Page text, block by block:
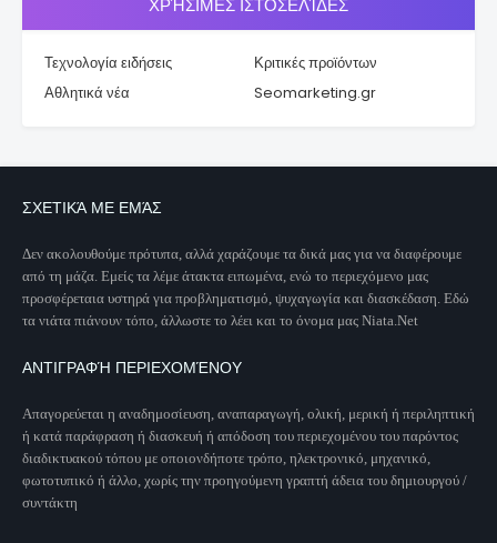
ΧΡΉΣΙΜΕΣ ΙΣΤΟΣΕΛΊΔΕΣ
Τεχνολογία ειδήσεις
Κριτικές προϊόντων
Αθλητικά νέα
Seomarketing.gr
ΣΧΕΤΙΚΆ ΜΕ ΕΜΆΣ
Δεν ακολουθούμε πρότυπα, αλλά χαράζουμε τα δικά μας για να διαφέρουμε
από τη μάζα. Εμείς τα λέμε άτακτα ειπωμένα, ενώ το περιεχόμενο μας
προσφέρεταια υστηρά για προβληματισμό, ψυχαγωγία και διασκέδαση. Εδώ
τα νιάτα πιάνουν τόπο, άλλωστε το λέει και το όνομα μας Niata.Net
ΑΝΤΙΓΡΑΦΉ ΠΕΡΙΕΧΟΜΈΝΟΥ
Απαγορεύεται η αναδημοσίευση, αναπαραγωγή, ολική, μερική ή περιληπτική
ή κατά παράφραση ή διασκευή ή απόδοση του περιεχομένου του παρόντος
διαδικτυακού τόπου με οποιονδήποτε τρόπο, ηλεκτρονικό, μηχανικό,
φωτοτυπικό ή άλλο, χωρίς την προηγούμενη γραπτή άδεια του δημιουργού /
συντάκτη